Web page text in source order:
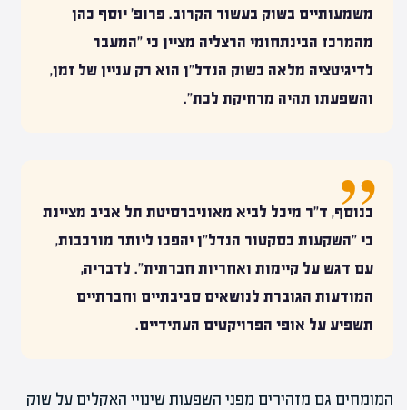
משמעותיים בשוק בעשור הקרוב. פרופ' יוסף כהן
מהמרכז הבינתחומי הרצליה מציין כי "המעבר
לדיגיטציה מלאה בשוק הנדל"ן הוא רק עניין של זמן,
והשפעתו תהיה מרחיקת לכת".
בנוסף, ד"ר מיכל לביא מאוניברסיטת תל אביב מציינת
כי "השקעות בסקטור הנדל"ן יהפכו ליותר מורכבות,
עם דגש על קיימות ואחריות חברתית". לדבריה,
המודעות הגוברת לנושאים סביבתיים וחברתיים
תשפיע על אופי הפרויקטים העתידיים.
המומחים גם מזהירים מפני השפעות שינויי האקלים על שוק